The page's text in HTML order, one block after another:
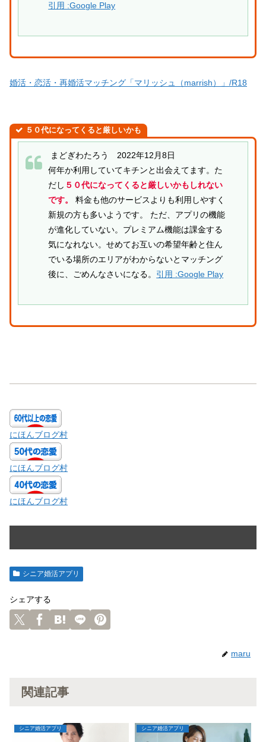
引用 :Google Play
婚活・恋活・再婚活マッチング「マリッシュ（marrish）」/R18
５０代になってくると厳しいかも
まどぎわたろう 2022年12月8日
何年か利用していてキチンと出会えてます。た
だし ５０代になってくると厳しいかもしれない
です。
料金も他のサービスよりも利用しやすく
新規の方も多いようです。 ただ、アプリの機能
が進化していない。プレミアム機能は課金する
気になれない。せめてお互いの希望年齢と住ん
でいる場所のエリアがわからないとマッチング
後に、ごめんなさいになる。 引用 :Google Play
にほんブログ村
にほんブログ村
にほんブログ村
シニア婚活アプリ
シェアする
maru
関連記事
シニア婚活アプリ シニア婚活アプリ